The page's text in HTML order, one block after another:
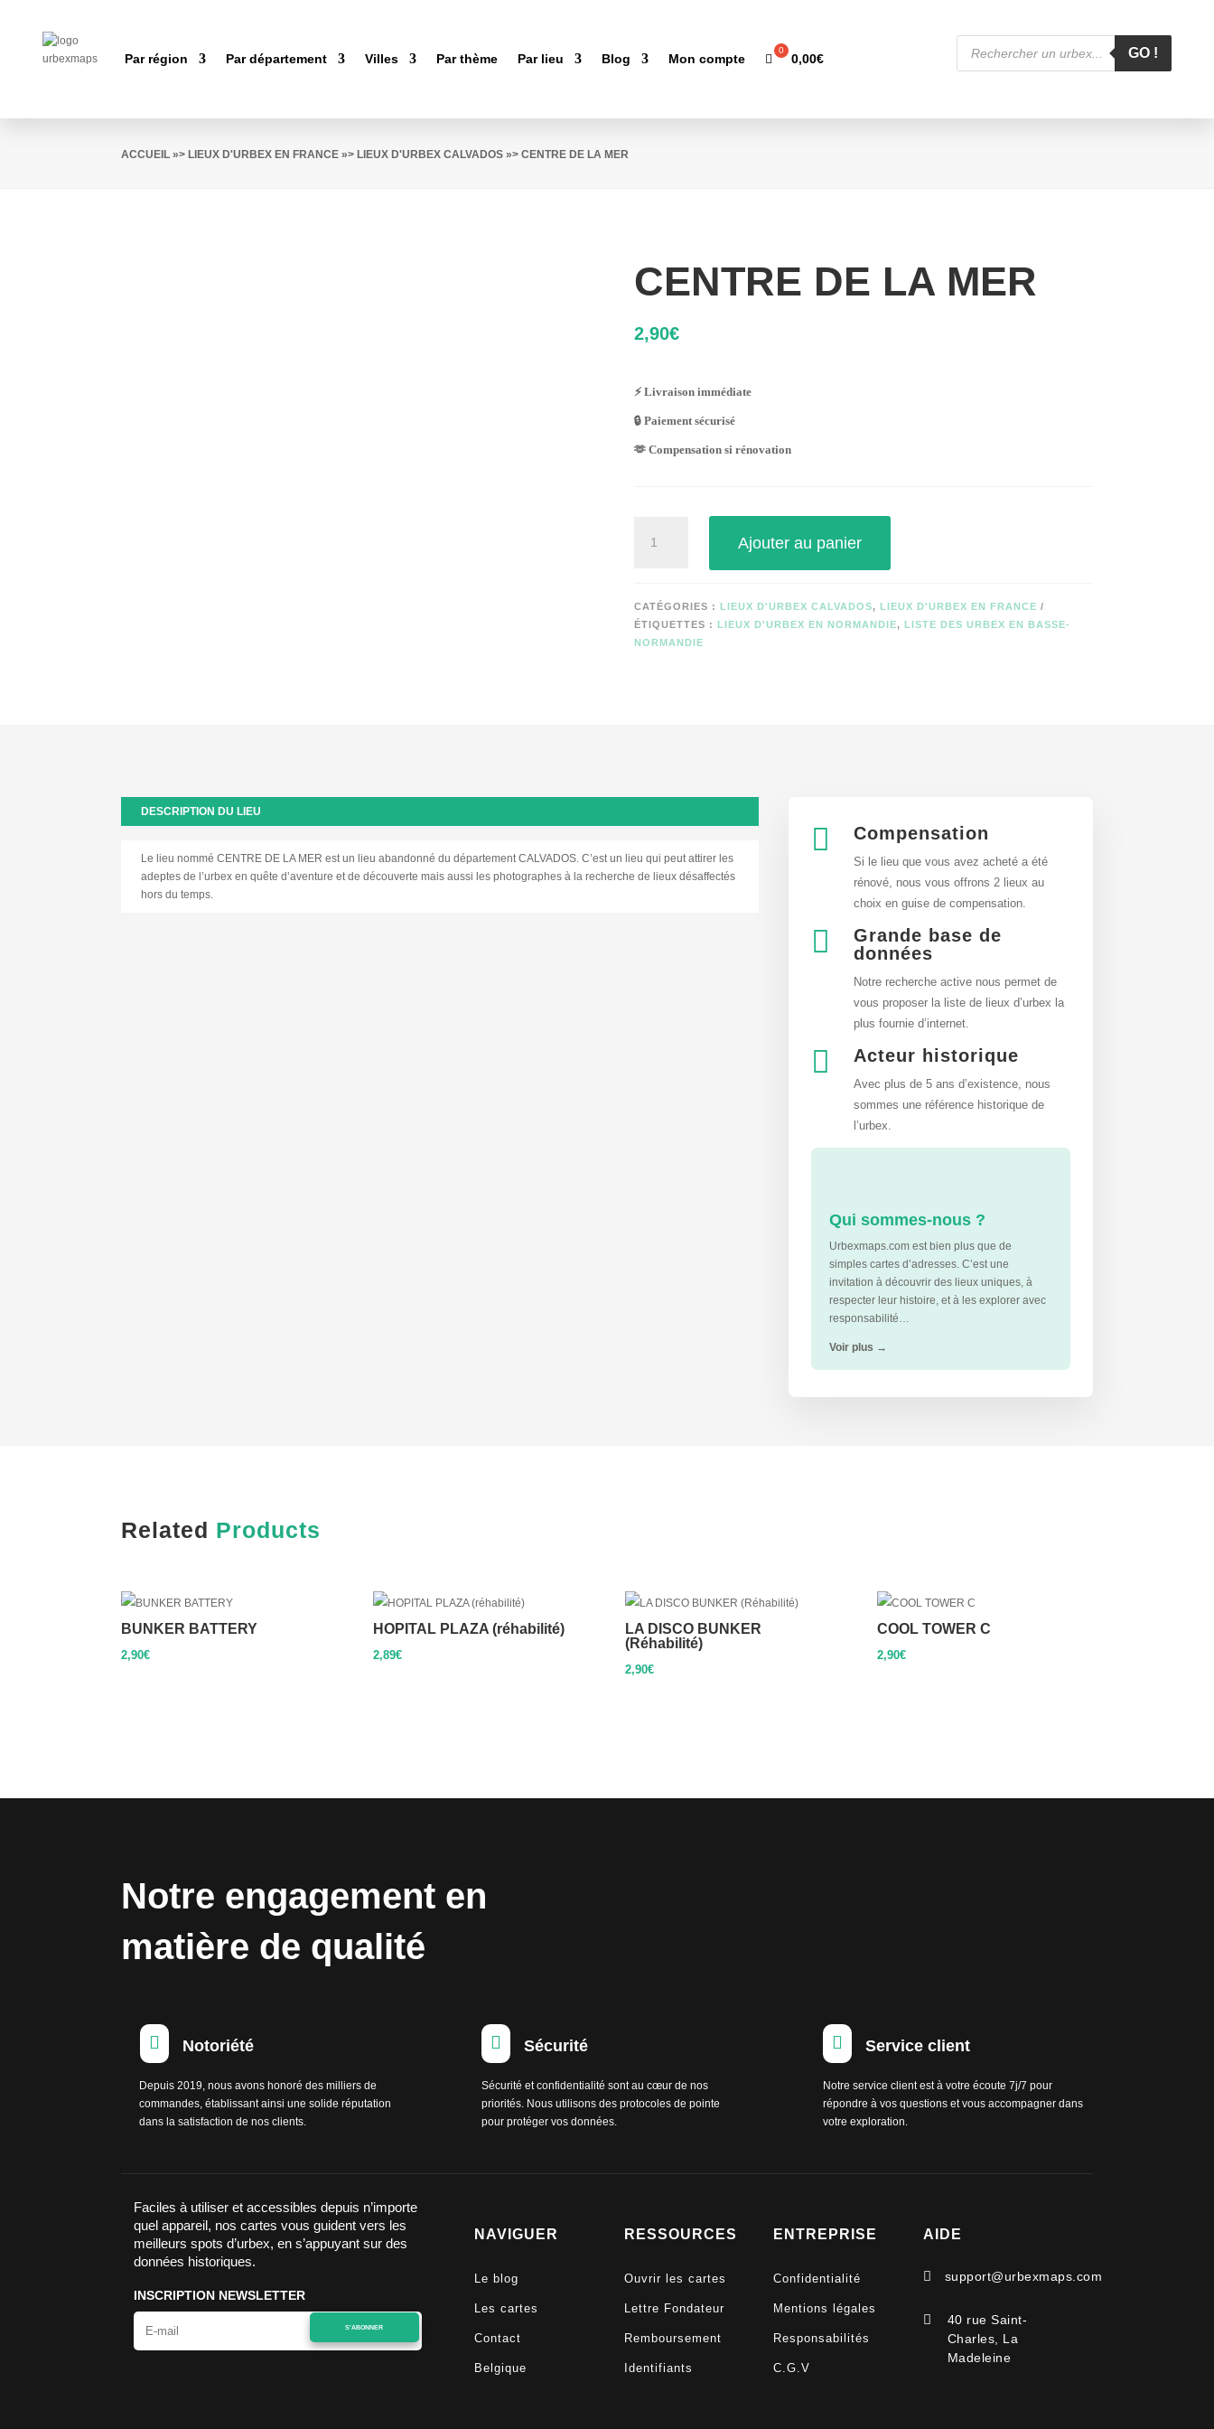
Par région Par département Villes Par thème Par lieu Blog Mon compte 0,00€
Recherche
produits
GO !
ACCUEIL »>LIEUX D'URBEX EN FRANCE »>LIEUX D'URBEX CALVADOS »> CENTRE DE LA MER
CENTRE DE LA MER
2,90€
⚡ Livraison immédiate
🔒 Paiement sécurisé
🫶 Compensation si rénovation
MER
Ajouter au panier
CATÉGORIES : LIEUX D'URBEX CALVADOS, LIEUX D'URBEX EN FRANCE
ÉTIQUETTES : LIEUX D'URBEX EN NORMANDIE, LISTE DES URBEX EN BASSE-
NORMANDIE
DESCRIPTION DU LIEU
Le lieu nommé CENTRE DE LA MER est un lieu abandonné du département CALVADOS. C’est un lieu qui peut attirer les
adeptes de l’urbex en quête d’aventure et de découverte mais aussi les photographes à la recherche de lieux désaffectés
hors du temps.
 Compensation
Si le lieu que vous avez acheté a été
rénové, nous vous offrons 2 lieux au
choix en guise de compensation.

Grande base de
données
Notre recherche active nous permet de
vous proposer la liste de lieux d’urbex la
plus fournie d’internet.
 Acteur historique
Avec plus de 5 ans d’existence, nous
sommes une référence historique de
l’urbex.
Qui sommes-nous ?
Urbexmaps.com est bien plus que de
simples cartes d’adresses. C’est une
invitation à découvrir des lieux uniques, à
respecter leur histoire, et à les explorer avec
responsabilité…
Voir plus →
Related Products
BUNKER BATTERY
2,90€
HOPITAL PLAZA (réhabilité)
2,89€
LA DISCO BUNKER
(Réhabilité)
2,90€
COOL TOWER C
2,90€
Notre engagement en
matière de qualité
 Notoriété
Depuis 2019, nous avons honoré des milliers de
commandes, établissant ainsi une solide réputation
dans la satisfaction de nos clients.
 Sécurité
Sécurité et confidentialité sont au cœur de nos
priorités. Nous utilisons des protocoles de pointe
pour protéger vos données.
 Service client
Notre service client est à votre écoute 7j/7 pour
répondre à vos questions et vous accompagner dans
votre exploration.
Faciles à utiliser et accessibles depuis n’importe
quel appareil, nos cartes vous guident vers les
meilleurs spots d’urbex, en s’appuyant sur des
données historiques.
INSCRIPTION NEWSLETTER
S'ABONNER
NAVIGUER
Le blog
Les cartes
Contact
Belgique
RESSOURCES
Ouvrir les cartes
Lettre Fondateur
Remboursement
Identifiants
ENTREPRISE
Confidentialité
Mentions légales
Responsabilités
C.G.V
AIDE
 support@urbexmaps.com

40 rue Saint-
Charles, La
Madeleine